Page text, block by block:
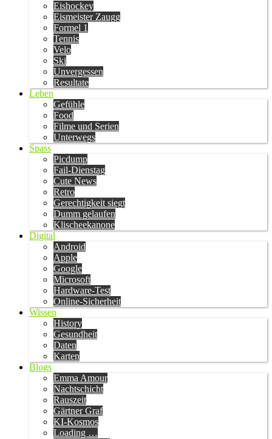
Eishockey
Eismeister Zaugg
Formel 1
Tennis
Velo
Ski
Unvergessen
Resultate
Leben
Gefühle
Food
Filme und Serien
Unterwegs
Spass
Picdump
Fail-Dienstag
Cute News
Retro
Gerechtigkeit siegt
Dumm gelaufen
Klischeekanone
Digital
Android
Apple
Google
Microsoft
Hardware-Test
Online-Sicherheit
Wissen
History
Gesundheit
Daten
Karten
Blogs
Emma Amour
Nachtschicht
Rauszeit
Gärtner Graf
KI-Kosmos
Loading …